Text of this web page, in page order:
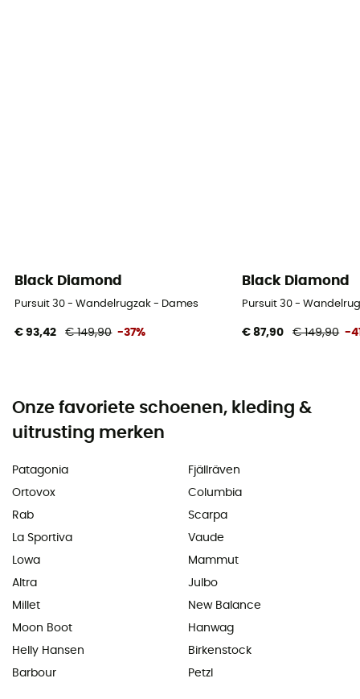
Black Diamond
Pursuit 30 - Wandelrugzak - Dames
€ 93,42 € 149,90 -37%
Black Diamond
Pursuit 30 -
€ 87,90 € 149,90 -
Onze favoriete schoenen, kleding &
uitrusting merken
Patagonia
Ortovox
Rab
La Sportiva
Lowa
Altra
Millet
Moon Boot
Helly Hansen
Barbour
Fjällräven
Columbia
Scarpa
Vaude
Mammut
Julbo
New Balance
Hanwag
Birkenstock
Petzl